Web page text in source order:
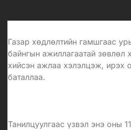
Газар хөдлөлтийн гамшгаас
байнгын ажиллагаатай зөвлөл
хийсэн ажлаа хэлэлцэж, ирэх
баталлаа.
Танилцуулгаас үзвэл энэ оны